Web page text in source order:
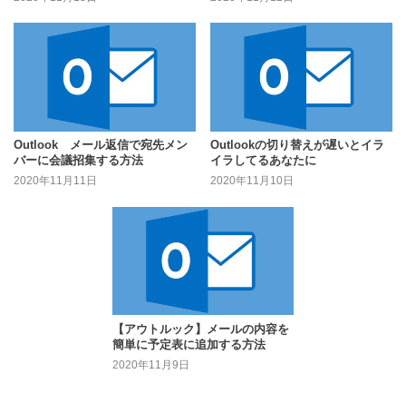
Outlook メール返信で宛先メン
バーに会議招集する方法
2020年11月11日
Outlookの切り替えが遅いとイラ
イラしてるあなたに
2020年11月10日
【アウトルック】メールの内容を
簡単に予定表に追加する方法
2020年11月9日